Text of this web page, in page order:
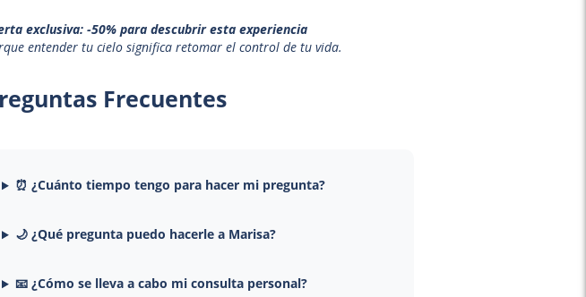
exclusiva: -50% para descubrir esta experiencia
entender tu cielo significa retomar el control de tu vida.
Frecuentes
⏰ ¿Cuánto tiempo tengo para hacer mi pregunta?
🌙 ¿Qué pregunta puedo hacerle a Marisa?
📧 ¿Cómo se lleva a cabo mi consulta personal?